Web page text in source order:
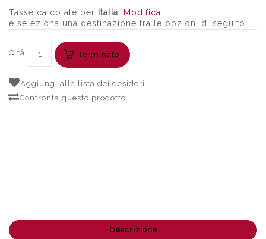
Tasse calcolate per Italia
Modifica
e seleziona una destinazione tra le opzioni di seguito
Q.tà Terminato
Aggiungi alla lista dei desideri
Confronta questo prodotto
Descrizione